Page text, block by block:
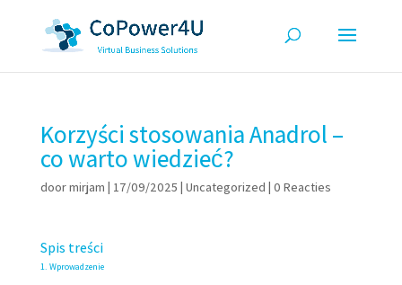
Korzyści stosowania Anadrol –
co warto wiedzieć?
doormirjam | 17/09/2025 | Uncategorized | 0 Reacties
Spis treści
Wprowadzenie